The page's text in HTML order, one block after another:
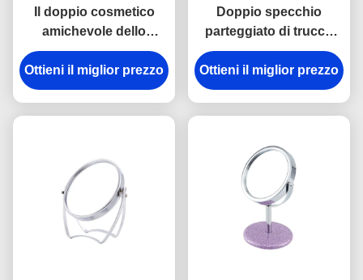
Il doppio cosmetico
amichevole dello
specchio della Tabella
di Eco parteggia bambù
da tavolino di legno
Ottieni il miglior prezzo
Doppio specchio
parteggiato di trucco
della tavola rotonda di
rettangolo rotabile di
legno dello specchio
Ottieni il miglior prezzo